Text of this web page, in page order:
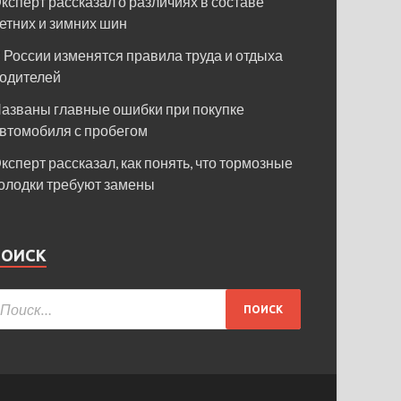
и зимних шин
России изменятся правила труда и отдыха
главные ошибки при покупке
с пробегом
рассказал, как понять, что тормозные
требуют замены